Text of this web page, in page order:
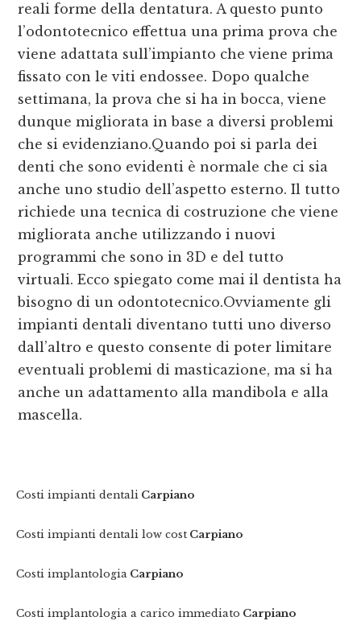
reali forme della dentatura. A questo punto
l’odontotecnico effettua una prima prova che
viene adattata sull’impianto che viene prima
fissato con le viti endossee. Dopo qualche
settimana, la prova che si ha in bocca, viene
dunque migliorata in base a diversi problemi
che si evidenziano.Quando poi si parla dei
denti che sono evidenti è normale che ci sia
anche uno studio dell’aspetto esterno. Il tutto
richiede una tecnica di costruzione che viene
migliorata anche utilizzando i nuovi
programmi che sono in 3D e del tutto
virtuali. Ecco spiegato come mai il dentista ha
bisogno di un odontotecnico.Ovviamente gli
impianti dentali diventano tutti uno diverso
dall’altro e questo consente di poter limitare
eventuali problemi di masticazione, ma si ha
anche un adattamento alla mandibola e alla
mascella.
Costi impianti dentali Carpiano
Costi impianti dentali low cost Carpiano
Costi implantologia Carpiano
Costi implantologia a carico immediato Carpiano